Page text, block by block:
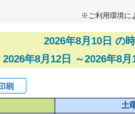
※ご利用環境に
2026年8月10日 の
2026年8月12日 ～2026年8
土